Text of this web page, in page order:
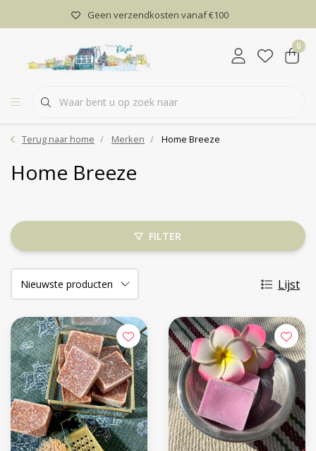
Geen verzendkosten vanaf €100
0
Terug naar home Merken Home Breeze
Home Breeze
FILTER
Lijst